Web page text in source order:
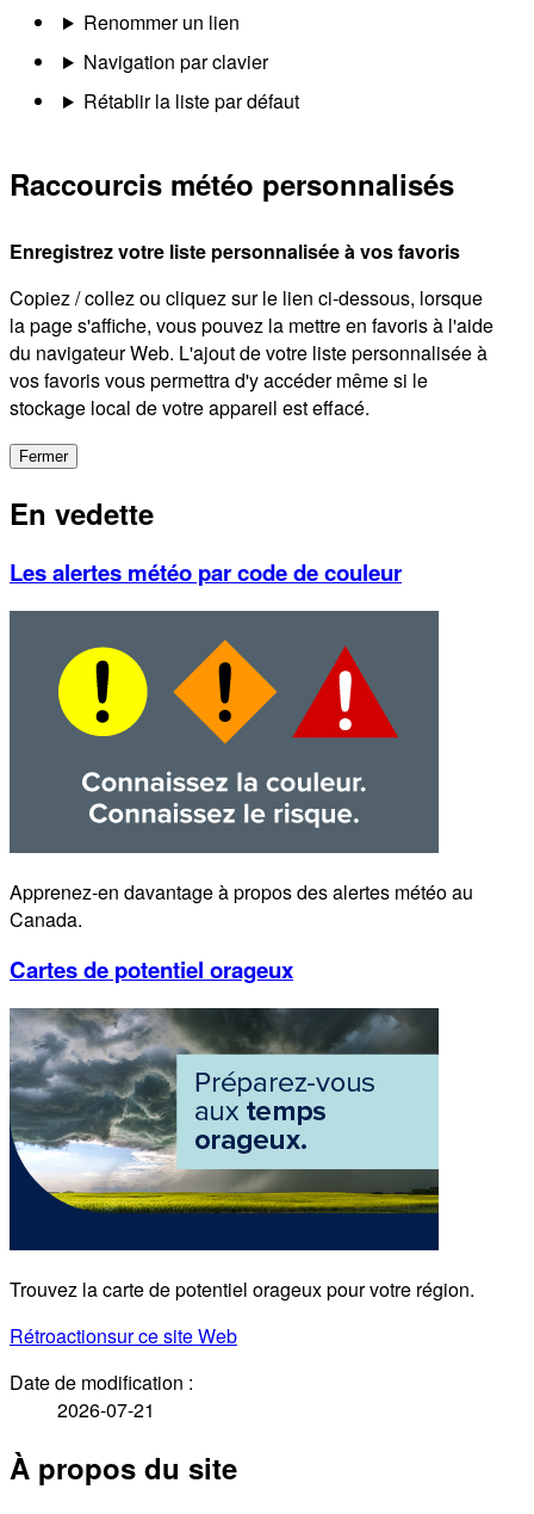
Renommer un lien
Navigation par clavier
Rétablir la liste par défaut
Raccourcis météo personnalisés
Enregistrez votre liste personnalisée à vos favoris
Copiez / collez ou cliquez sur le lien ci-dessous, lorsque
la page s'affiche, vous pouvez la mettre en favoris à l'aide
du navigateur Web. L'ajout de votre liste personnalisée à
vos favoris vous permettra d'y accéder même si le
stockage local de votre appareil est effacé.
Fermer
En vedette
Les alertes météo par code de couleur
Apprenez-en davantage à propos des alertes météo au
Canada.
Cartes de potentiel orageux
Trouvez la carte de potentiel orageux pour votre région.
Rétroactionsur ce site Web
Date de modification :
2026-07-21
À propos du site